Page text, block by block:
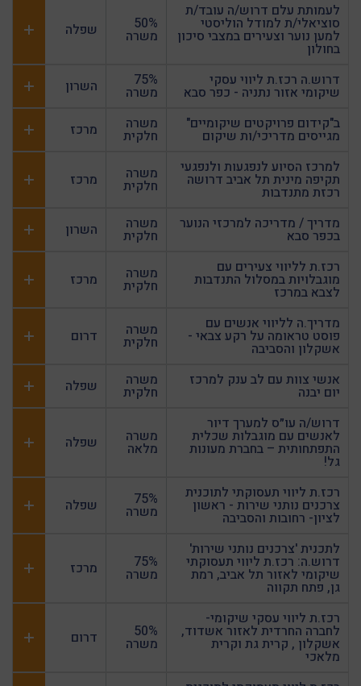
לעמותת עלם דרוש/ה עובד/ת
סוציאלי/ת למודל הוליסטי
למען נוער וצעירים במצבי סיכון
בחולון
50%
משרה שפלה
דרוש.ה רכז.ת ליווי עסקי
שיקומי אזור נתניה - כפר סבא
75%
משרה
השרון
ב"קידום פרויקטים שיקומיים"
מגייסים מדריכי/ות שיקום
משרה
חלקית
מרכז
למרכז הסיוע לנפגעות ולנפגעי
תקיפה מינית תל אביב דרושה
רכזת מתנדבות
משרה
חלקית מרכז
מדריך / מדריכה למרכזי הנוער
בכפר סבא
משרה
חלקית
השרון
רכז.ת לליווי צעירים עם
מוגבלויות במסלול התנדבות
לצבא במרכז
משרה
חלקית מרכז
מדריך.ה לליווי אנשים עם
פוסט טראומה על רקע צבאי -
אשקלון והסביבה
משרה
חלקית דרום
אנשי צוות עם לב ענק למרכז
יום יבנה
משרה
חלקית
שפלה
דרוש/ה עו״ס למערך דיור
לאנשים עם מוגבלות שכלית
התפתחותית – בחברת מעונות
גל!
משרה
מלאה שפלה
רכז.ת ליווי תעסוקתי לתוכנית
צרכנים נותני שירות - ראשון
לציון- רחובות והסביבה
75%
משרה שפלה
לתכנית 'צרכנים נותני שירות'
דרוש.ה: רכז.ת ליווי תעסוקתי
שיקומי לאזור תל אביב, רמת
גן, פתח תקווה
75%
משרה מרכז
רכז.ת ליווי עסקי שיקומי-
לחברה החרדית לאזור אשדוד,
אשקלון , קרית גת וקרית
מלאכי
50%
משרה דרום